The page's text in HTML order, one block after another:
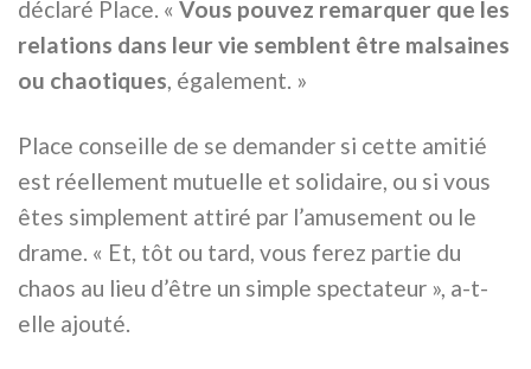
déclaré Place. « Vous pouvez remarquer que les
relations dans leur vie semblent être malsaines
ou chaotiques, également. »
Place conseille de se demander si cette amitié
est réellement mutuelle et solidaire, ou si vous
êtes simplement attiré par l’amusement ou le
drame. « Et, tôt ou tard, vous ferez partie du
chaos au lieu d’être un simple spectateur », a-t-
elle ajouté.